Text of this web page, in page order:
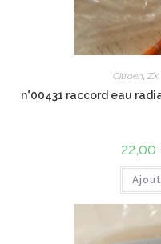
Citroen,
n°00431 raccord eau
22,00